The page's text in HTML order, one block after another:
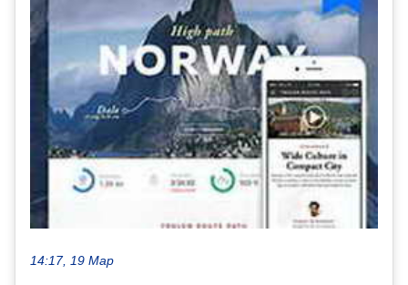
14:17, 19 Мар